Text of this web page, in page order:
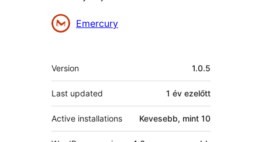
Közreműködők
Emercury
Meta
Version 1.0.5
Last updated 1 év ezelőtt
Active installations Kevesebb, mint 10